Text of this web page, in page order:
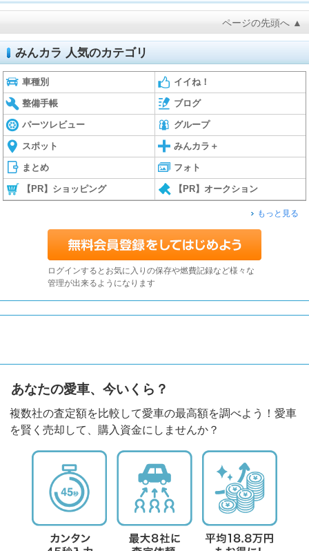
ページの先頭へ ▲
みんカラ 人気のカテゴリ
車種別 イイね！
整備手帳 ブログ
パーツレビュー グループ
スポット みんカラ＋
まとめ フォト
【PR】ショッピング 【PR】オークション
もっと見る
ログインするとお気に入りの保存や燃費記録など様々な
管理が出来るようになります
あなたの愛車、今いくら？
複数社の査定額を比較して愛車の最高額を調べよう！愛車
を賢く売却して、購入資金にしませんか？